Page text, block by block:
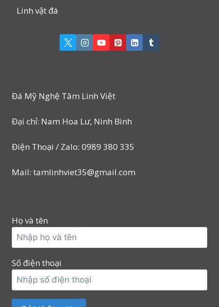
Linh vật đá
Đá Mỹ Nghệ Tâm Linh Việt
Đại chỉ: Nam Hoa Lư, Ninh Bình
Điện Thoại / Zalo: 0989 380 335
Mail: tamlinhviet35@gmail.com
Họ và tên
Số điện thoại